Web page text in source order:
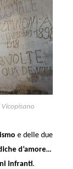
Vicopisano
e delle due
d’amore…
infranti.